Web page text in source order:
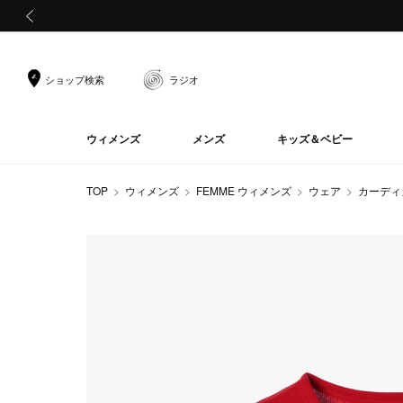
ショップ検索 ラジオ
ウィメンズ メンズ キッズ＆ベビー
TOP ウィメンズ FEMME ウィメンズ ウェア カーデ